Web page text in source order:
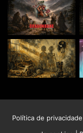
Política de privacidade